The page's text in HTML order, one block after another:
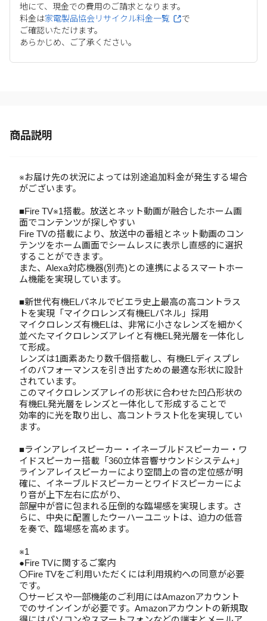
地にて、現金での費用のご請求となります。
料金は家電製品協会リサイクル料金一覧
で
ご確認いただけます。
あらかじめ、ご了承ください。
商品説明
※お届け先の状況によっては別途追加料金が発生する場合
がございます。
■Fire TV※1搭載。放送とネット動画が融合したホーム画
面でコンテンツが探しやすい
Fire TVの搭載により、放送中の番組とネット動画のコン
テンツをホーム画面でシームレスに表示し直感的に選択
することができます。
また、Alexa対応機器(別売)との連携によるスマートホー
ム機能を実現しています。
■新世代有機ELパネルでビエラ史上最高の高コントラス
トを実現「マイクロレンズ有機ELパネル」採用
マイクロレンズ有機ELは、非常に小さなレンズを細かく
並べたマイクロレンズアレイと有機EL発光層を一体化し
て形成。
レンズは1画素あたり数千個搭載し、有機ELディスプレ
イのパフォーマンスを引き出すための最適な形状に設計
されています。
このマイクロレンズアレイの形状に合わせた凹凸形状の
有機EL発光層をレンズと一体化して形成することで
効率的に光を取り出し、高コントラスト化を実現してい
ます。
■ラインアレイスピーカー・イネーブルドスピーカー・ワ
イドスピーカー搭載「360立体音響サウンドシステム+」
ラインアレイスピーカーにより空間上の音の定位感が明
確に、イネーブルドスピーカーとワイドスピーカーによ
り音が上下左右に広がり、
部屋中が音に包まれる圧倒的な臨場感を実現します。さ
らに、中央に配置したウーハーユニットは、迫力の低音
を奏で、臨場感を高めます。
※1
●Fire TVに関するご案内
〇Fire TVをご利用いただくには利用規約への同意が必要
です。
〇サービスや一部機能のご利用にはAmazonアカウント
でのサインインが必要です。Amazonアカウントの新規取